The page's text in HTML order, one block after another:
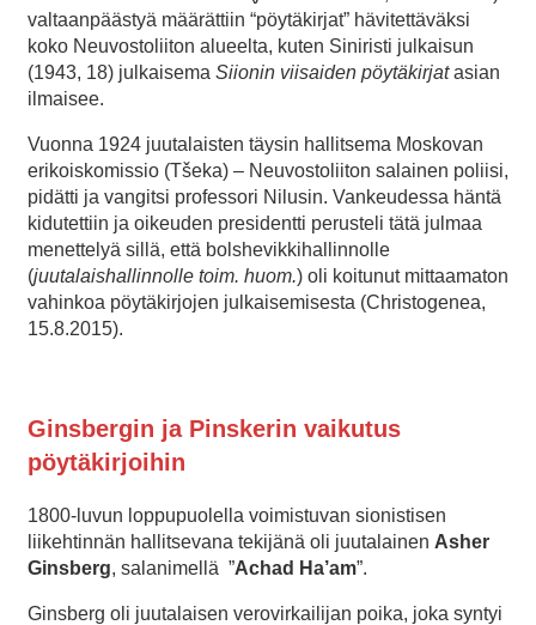
valtaanpäästyä määrättiin “pöytäkirjat” hävitettäväksi
koko Neuvostoliiton alueelta, kuten Siniristi julkaisun
(1943, 18) julkaisema Siionin viisaiden pöytäkirjatasian
ilmaisee.
Vuonna 1924 juutalaisten täysin hallitsema Moskovan
erikoiskomissio (Tšeka) – Neuvostoliiton salainen poliisi,
pidätti ja vangitsi professori Nilusin. Vankeudessa häntä
kidutettiin ja oikeuden presidentti perusteli tätä julmaa
menettelyä sillä, että bolshevikkihallinnolle
(juutalaishallinnolle toim. huom.) oli koitunut mittaamaton
vahinkoa pöytäkirjojen julkaisemisesta (Christogenea,
15.8.2015).
Ginsbergin ja Pinskerin vaikutus
pöytäkirjoihin
1800-luvun loppupuolella voimistuvan sionistisen
liikehtinnän hallitsevana tekijänä oli juutalainen Asher
Ginsberg, salanimellä ”Achad Ha’am”.
Ginsberg oli juutalaisen verovirkailijan poika, joka syntyi